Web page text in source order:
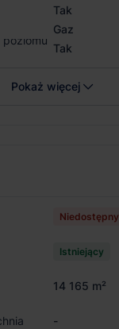
Tak
Gaz
Tak
Pokaż więcej
Niedostępny
Istniejący
14 165 m²
-